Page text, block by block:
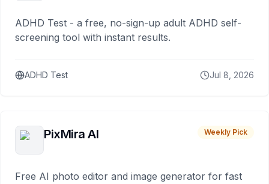
ADHD Test - a free, no-sign-up adult ADHD self-
screening tool with instant results.
ADHD Test Jul 8, 2026
PixMira AI Weekly Pick
Free AI photo editor and image generator for fast